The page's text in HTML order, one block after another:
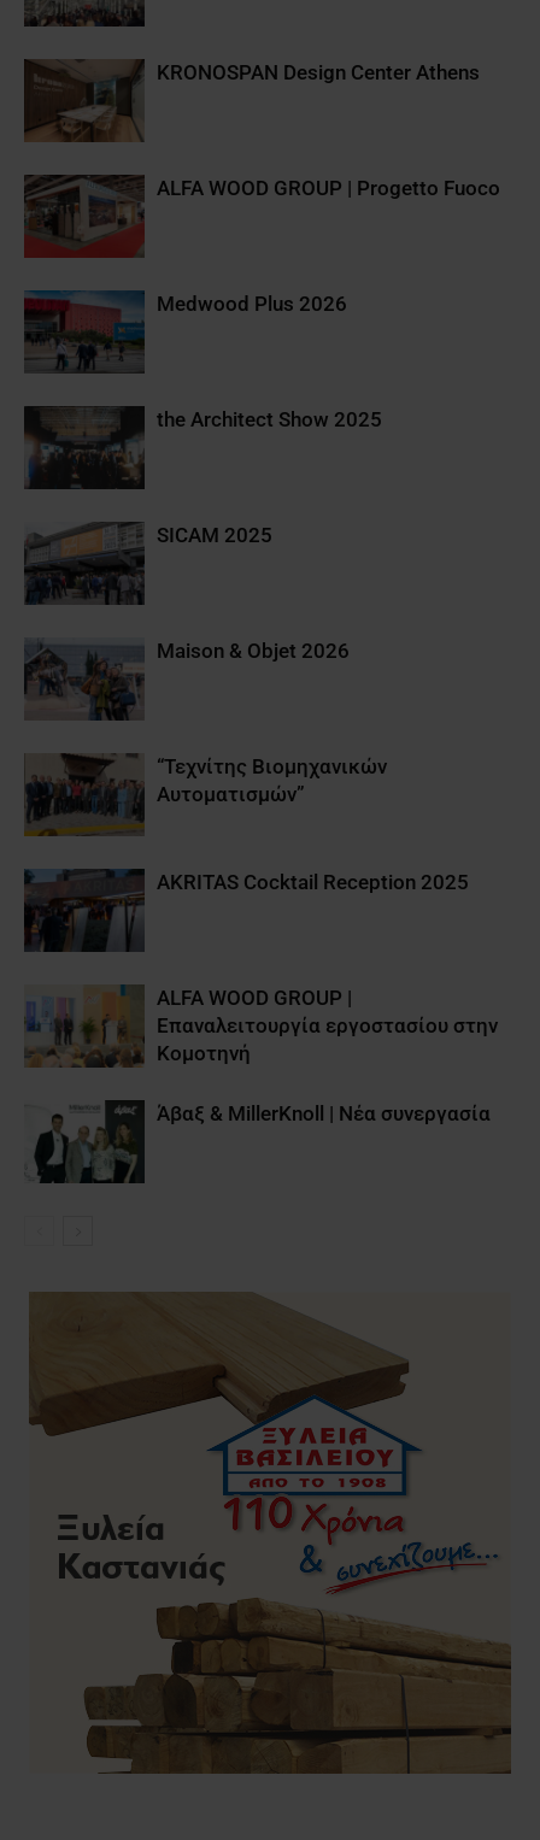
KRONOSPAN Design Center Athens
ALFA WOOD GROUP | Progetto Fuoco
Medwood Plus 2026
the Architect Show 2025
SICAM 2025
Maison & Objet 2026
“Τεχνίτης Βιομηχανικών
Αυτοματισμών”
AKRITAS Cocktail Reception 2025
ALFA WOOD GROUP |
Επαναλειτουργία εργοστασίου στην
Κομοτηνή
Άβαξ & MillerKnoll | Νέα συνεργασία